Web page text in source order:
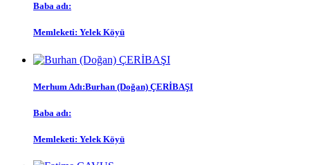
Baba adı:
Memleketi: Yelek Köyü
Merhum Adı:Burhan (Doğan) ÇERİBAŞI
Baba adı:
Memleketi: Yelek Köyü